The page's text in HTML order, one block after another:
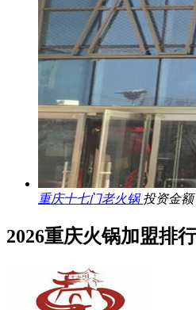
重庆十七门老火锅投资金
2026重庆火锅加盟排